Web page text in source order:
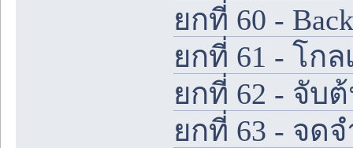
ยกที่ 60 -
ยกที่ 61 - โก
ยกที่ 62 - จับ
ยกที่ 63 - จดจ